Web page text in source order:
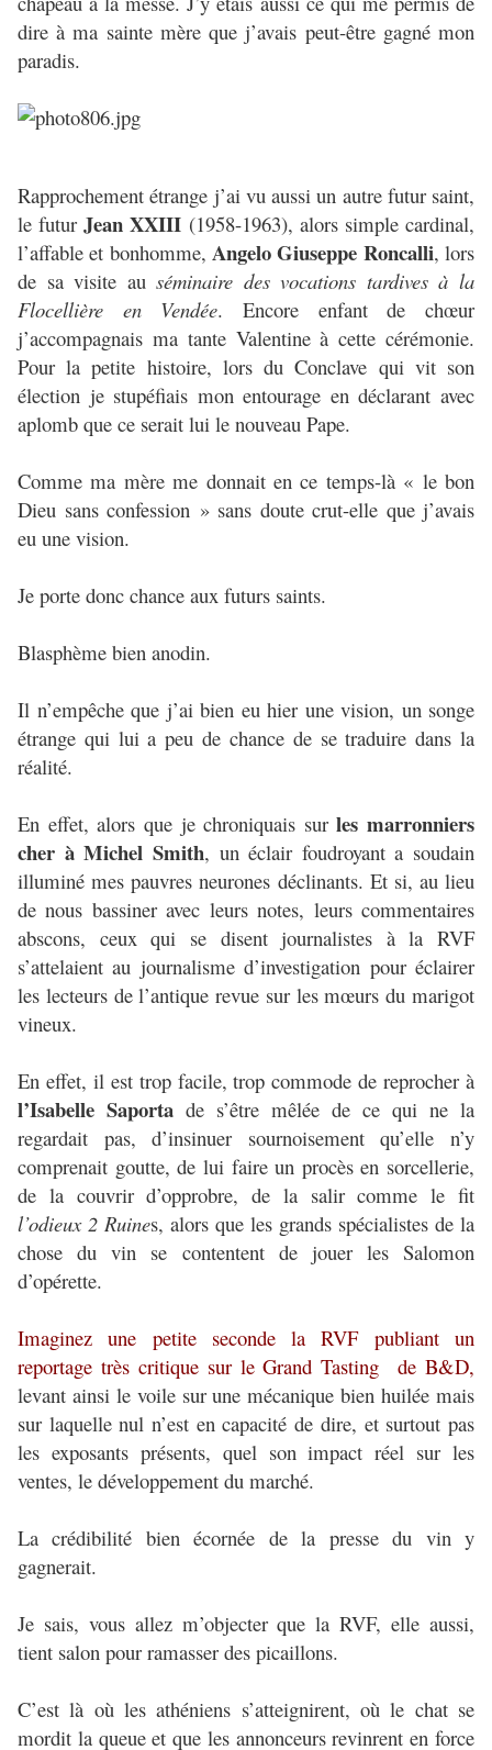
dire à ma sainte mère que j’avais peut-être gagné mon
paradis.
Rapprochement étrange j’ai vu aussi un autre futur saint,
le futurJean XXIII (1958-1963), alors simple cardinal,
l’affable et bonhomme, Angelo Giuseppe Roncalli, lors
de sa visite auséminaire des vocations tardives à la
Flocellière en Vendée. Encore enfant de chœur
j’accompagnais ma tante Valentine à cette cérémonie.
Pour la petite histoire, lors du Conclave qui vit son
élection je stupéfiais mon entourage en déclarant avec
aplomb que ce serait lui le nouveau Pape.
Comme ma mère me donnait en ce temps-là « le bon
Dieu sans confession » sans doute crut-elle que j’avais
eu une vision.
Je porte donc chance aux futurs saints.
Blasphème bien anodin.
Il n’empêche que j’ai bien eu hier une vision, un songe
étrange qui lui a peu de chance de se traduire dans la
réalité.
En effet, alors que je chroniquais surles marronniers
cher à Michel Smith, un éclair foudroyant a soudain
illuminé mes pauvres neurones déclinants. Et si, au lieu
de nous bassiner avec leurs notes, leurs commentaires
abscons, ceux qui se disent journalistes à la RVF
s’attelaient au journalisme d’investigation pour éclairer
les lecteurs de l’antique revue sur les mœurs du marigot
vineux.
En effet, il est trop facile, trop commode de reprocher à
l’Isabelle Saporta de s’être mêlée de ce qui ne la
regardait pas, d’insinuer sournoisement qu’elle n’y
comprenait goutte, de lui faire un procès en sorcellerie,
de la couvrir d’opprobre, de la salir comme le fit
l’odieux 2 Ruines, alors que les grands spécialistes de la
chose du vin se contentent de jouer les Salomon
d’opérette.
Imaginez une petite seconde la RVF publiant un
reportage très critique sur le Grand Tasting de B&D,
levant ainsi le voile sur une mécanique bien huilée mais
sur laquelle nul n’est en capacité de dire, et surtout pas
les exposants présents, quel son impact réel sur les
ventes, le développement du marché.
La crédibilité bien écornée de la presse du vin y
gagnerait.
Je sais, vous allez m’objecter que la RVF, elle aussi,
tient salon pour ramasser des picaillons.
C’est là où les athéniens s’atteignirent, où le chat se
mordit la queue et que les annonceurs revinrent en force